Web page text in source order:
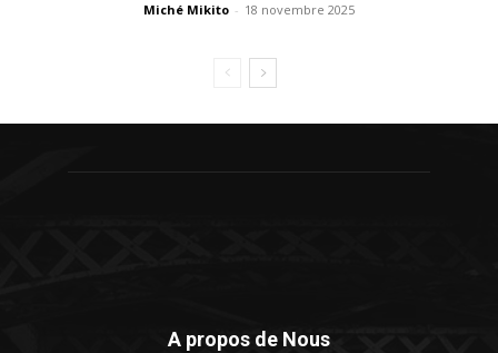
Miché Mikito - 18 novembre 2025
A propos de Nous